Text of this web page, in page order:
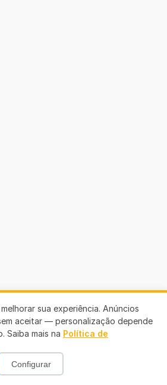
sua experiência. Anúncios
aceitar — personalização depende
Saiba mais na Política de
Configurar